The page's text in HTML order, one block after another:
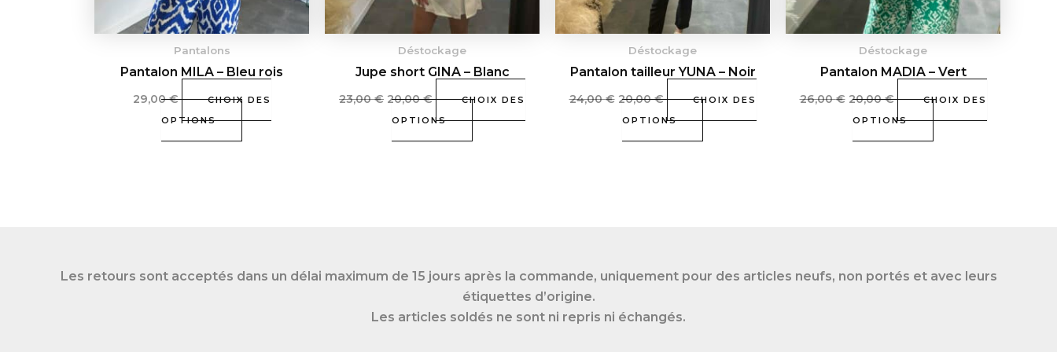
Pantalons
Pantalon MILA – Bleu rois
29,00€
CHOIX DES
OPTIONS
choisies
sur
page
du
Déstockage
Jupe short GINA – Blanc
23,00€ 20,00€
CHOIX DES
OPTIONS
choisies
sur
page
du
Déstockage
Pantalon tailleur YUNA – Noir
24,00€ 20,00€
CHOIX DES
OPTIONS
choisies
sur
page
du
Déstockage
Pantalon MADIA – Vert
26,00€ 20,00€
CHOIX DES
OPTIONS
choisies
sur
page
du
Les retours sont acceptés dans un délai maximum de 15 jours après la commande, uniquement pour des articles neufs, non portés et avec leurs
étiquettes d’origine.
Les articles soldés ne sont ni repris ni échangés.